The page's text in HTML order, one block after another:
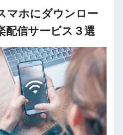
マホにダウンロー
配信サービス３選